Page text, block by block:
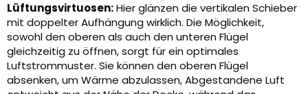
Lüftungsvirtuosen:Hier glänzen die vertikalen Schieber
mit doppelter Aufhängung wirklich. Die Möglichkeit,
sowohl den oberen als auch den unteren Flügel
gleichzeitig zu öffnen, sorgt für ein optimales
Luftstrommuster. Sie können den oberen Flügel
absenken, um Wärme abzulassen, Abgestandene Luft